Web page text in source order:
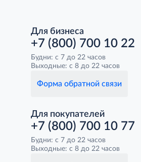
Для бизнеса
+7 (800) 700 10 22
Будни: с 7 до 22 часов
Выходные: с 8 до 22 часов
Форма обратной связи
Для покупателей
+7 (800) 700 10 77
Будни: с 7 до 22 часов
Выходные: с 8 до 22 часов